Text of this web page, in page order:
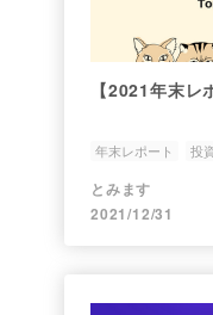
【2021年末レ
年末レポート 投
エアードロップ
とみます
2021/12/31